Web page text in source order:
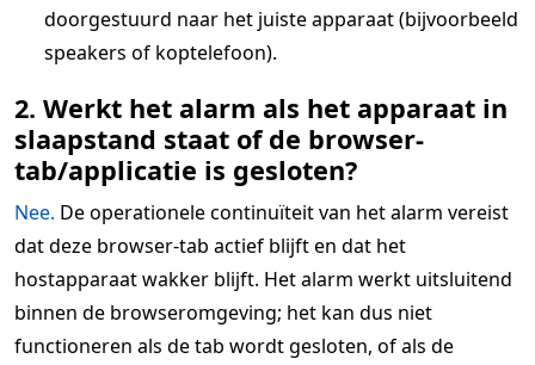
doorgestuurd naar het juiste apparaat (bijvoorbeeld
speakers of koptelefoon).
2. Werkt het alarm als het apparaat in
slaapstand staat of de browser-
tab/applicatie is gesloten?
Nee. De operationele continuïteit van het alarm vereist
dat deze browser-tab actief blijft en dat het
hostapparaat wakker blijft. Het alarm werkt uitsluitend
binnen de browseromgeving; het kan dus niet
functioneren als de tab wordt gesloten, of als de